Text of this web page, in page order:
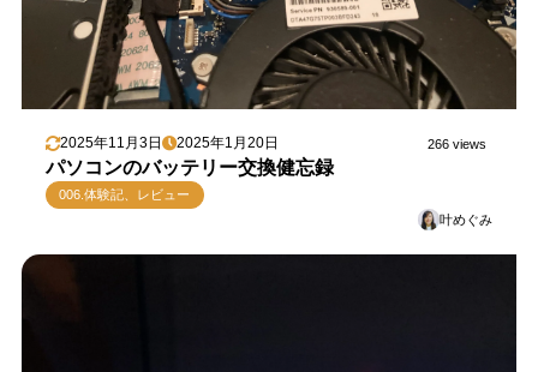
2025年11月3日 2025年1月20日 266 views
パソコンのバッテリー交換健忘録
006.体験記、レビュー
叶めぐみ